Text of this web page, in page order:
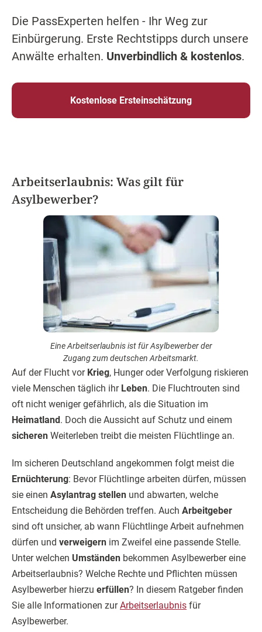
Die PassExperten helfen - Ihr Weg zur
Einbürgerung. Erste Rechtstipps durch unsere
Anwälte erhalten. Unverbindlich & kostenlos.
Kostenlose Ersteinschätzung
Arbeitserlaubnis: Was gilt für
Asylbewerber?
Eine Arbeitserlaubnis ist für Asylbewerber der
Zugang zum deutschen Arbeitsmarkt.
Auf der Flucht vor Krieg, Hunger oder Verfolgung riskieren
viele Menschen täglich ihr Leben. Die Fluchtrouten sind
oft nicht weniger gefährlich, als die Situation im
Heimatland . Doch die Aussicht auf Schutz und einem
sicheren Weiterleben treibt die meisten Flüchtlinge an.
Im sicheren Deutschland angekommen folgt meist die
Ernüchterung: Bevor Flüchtlinge arbeiten dürfen, müssen
sie einen Asylantrag stellen und abwarten, welche
Entscheidung die Behörden treffen. Auch Arbeitgeber
sind oft unsicher, ab wann Flüchtlinge Arbeit aufnehmen
dürfen und verweigern im Zweifel eine passende Stelle.
Unter welchen Umständen bekommen Asylbewerber eine
Arbeitserlaubnis? Welche Rechte und Pflichten müssen
Asylbewerber hierzu erfüllen? In diesem Ratgeber finden
Sie alle Informationen zurArbeitserlaubnis für
Asylbewerber.